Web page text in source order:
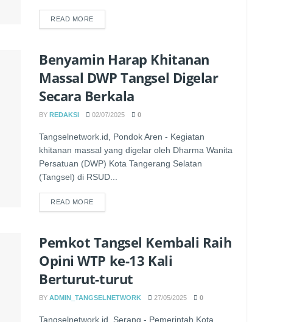
READ MORE
Benyamin Harap Khitanan
Massal DWP Tangsel Digelar
Secara Berkala
BY REDAKSI 02/07/2025 0
Tangselnetwork.id, Pondok Aren - Kegiatan
khitanan massal yang digelar oleh Dharma Wanita
Persatuan (DWP) Kota Tangerang Selatan
(Tangsel) di RSUD...
READ MORE
Pemkot Tangsel Kembali Raih
Opini WTP ke-13 Kali
Berturut-turut
BY ADMIN_TANGSELNETWORK 27/05/2025 0
Tangselnetwork.id, Serang - Pemerintah Kota